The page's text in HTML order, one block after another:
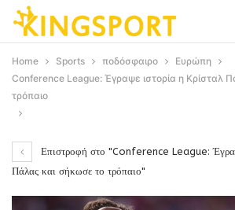
Home Sports ποδόσφαιρο
Ευρώπη
Conference League: Έγραψε ιστορία η Κρίσταλ
τρόπαιο
Επιστροφή στο "Conference League:
Πάλας και σήκωσε το τρόπαιο"